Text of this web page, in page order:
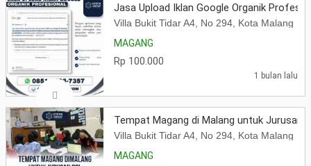
Jasa Upload Iklan Google Organik
Villa Bukit Tidar A4, No 294, Kota Malang
MAGANG
Rp 100.000
1 bulan lalu
Tempat Magang di Malang untuk Jurusan
Villa Bukit Tidar A4, No 294, Kota Malang
MAGANG